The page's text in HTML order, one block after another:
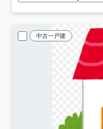
中古一戸建